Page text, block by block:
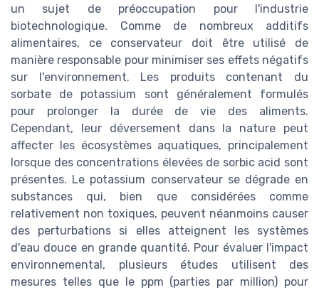
un sujet de préoccupation pour l'industrie
biotechnologique. Comme de nombreux additifs
alimentaires, ce conservateur doit être utilisé de
manière responsable pour minimiser ses effets négatifs
sur l'environnement. Les produits contenant du
sorbate de potassium sont généralement formulés
pour prolonger la durée de vie des aliments.
Cependant, leur déversement dans la nature peut
affecter les écosystèmes aquatiques, principalement
lorsque des concentrations élevées de sorbic acid sont
présentes. Le potassium conservateur se dégrade en
substances qui, bien que considérées comme
relativement non toxiques, peuvent néanmoins causer
des perturbations si elles atteignent les systèmes
d'eau douce en grande quantité. Pour évaluer l'impact
environnemental, plusieurs études utilisent des
mesures telles que le ppm (parties par million) pour